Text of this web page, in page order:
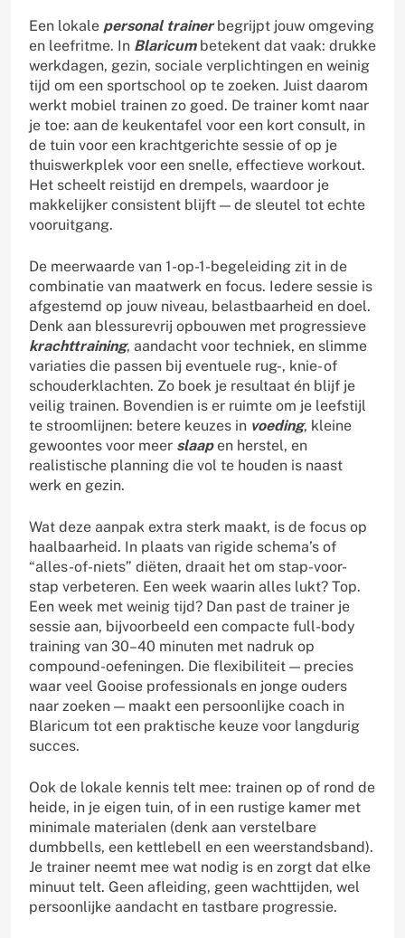
Een lokale personal trainerbegrijpt jouw omgeving
en leefritme. In Blaricumbetekent dat vaak: drukke
werkdagen, gezin, sociale verplichtingen en weinig
tijd om een sportschool op te zoeken. Juist daarom
werkt mobiel trainen zo goed. De trainer komt naar
je toe: aan de keukentafel voor een kort consult, in
de tuin voor een krachtgerichte sessie of op je
thuiswerkplek voor een snelle, effectieve workout.
Het scheelt reistijd en drempels, waardoor je
makkelijker consistent blijft — de sleutel tot echte
vooruitgang.
De meerwaarde van 1-op-1-begeleiding zit in de
combinatie van maatwerk en focus. Iedere sessie is
afgestemd op jouw niveau, belastbaarheid en doel.
Denk aan blessurevrij opbouwen met progressieve
krachttraining, aandacht voor techniek, en slimme
variaties die passen bij eventuele rug-, knie- of
schouderklachten. Zo boek je resultaat én blijf je
veilig trainen. Bovendien is er ruimte om je leefstijl
te stroomlijnen: betere keuzes in voeding, kleine
gewoontes voor meer slaapen herstel, en
realistische planning die vol te houden is naast
werk en gezin.
Wat deze aanpak extra sterk maakt, is de focus op
haalbaarheid. In plaats van rigide schema’s of
“alles-of-niets” diëten, draait het om stap-voor-
stap verbeteren. Een week waarin alles lukt? Top.
Een week met weinig tijd? Dan past de trainer je
sessie aan, bijvoorbeeld een compacte full-body
training van 30–40 minuten met nadruk op
compound-oefeningen. Die flexibiliteit — precies
waar veel Gooise professionals en jonge ouders
naar zoeken — maakt een persoonlijke coach in
Blaricum tot een praktische keuze voor langdurig
succes.
Ook de lokale kennis telt mee: trainen op of rond de
heide, in je eigen tuin, of in een rustige kamer met
minimale materialen (denk aan verstelbare
dumbbells, een kettlebell en een weerstandsband).
Je trainer neemt mee wat nodig is en zorgt dat elke
minuut telt. Geen afleiding, geen wachttijden, wel
persoonlijke aandacht en tastbare progressie.